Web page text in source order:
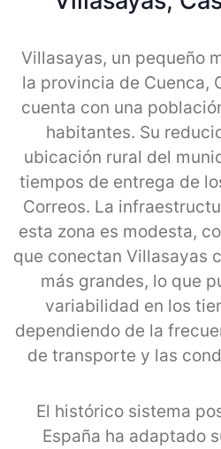
Villasayas, un pequeño
la provincia de Cuenca,
cuenta con una
habitantes. Su
ubicación rural del
tiempos de entrega de
Correos. La
esta zona es modesta,
que conectan Villasayas
más grandes, lo que
variabilidad en los
dependiendo de la
de transporte y las
El histórico sistema
España ha adaptado